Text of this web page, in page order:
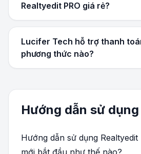
Realtyedit PRO giá rẻ?
Lucifer Tech hỗ trợ thanh
phương thức nào?
Hướng dẫn sử dụng
Hướng dẫn sử dụng
mới bắt đầu như thế nào?